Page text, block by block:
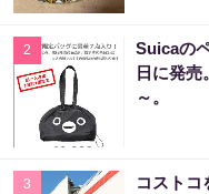
2
Suicaの
日に発
～。
3
コストコ